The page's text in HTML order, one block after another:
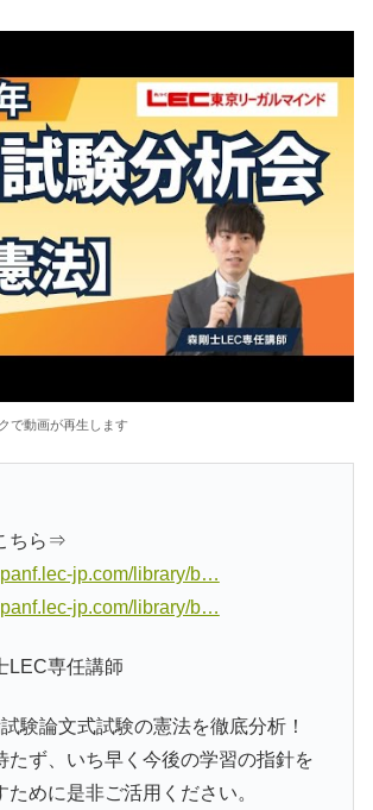
で動画が再生します
ちら⇒
jp.com/library/b…
jp.com/library/b…
LEC専任講師
験論文式試験の憲法を徹底分析！
たず、いち早く今後の学習の指針を
ために是非ご活用ください。